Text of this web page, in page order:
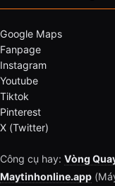
Google Maps
Fanpage
Instagram
Youtube
Tiktok
Pinterest
X (Twitter)
Công cụ hay: Vòng
Maytinhonline.app